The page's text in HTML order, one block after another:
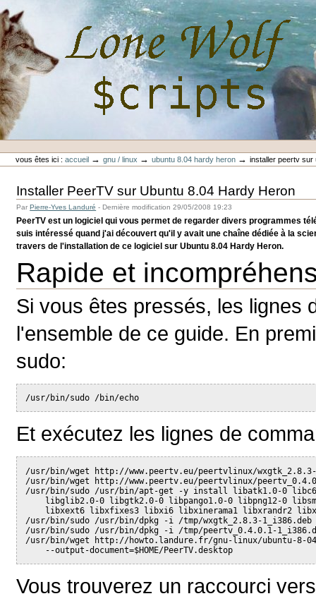
au
contenu.
Aller
à
la
navigation
Outils
personnels
vous êtes ici : accueil →gnu / linux →ubuntu 8.04 hardy heron →installer peertv sur
Installer PeerTV sur Ubuntu 8.04 Hardy Heron
ParPierre-Yves Landuré - Dernière modification 29/05/2008 19:23
PeerTV est un logiciel qui vous permet de regarder divers programmes
suis intéressé quand j'ai découvert qu'il y avait une chaîne dédiée à la
travers de l'installation de ce logiciel sur Ubuntu 8.04 Hardy Heron.
Rapide et
Si vous êtes pressés, les lignes
l'ensemble de ce guide. En
sudo:
/usr/bin/sudo /bin/echo
Et exécutez les lignes de
/usr/bin/wget http://www.peertv.eu/peertvlinux/wxgtk_2.8.3-
/usr/bin/wget http://www.peertv.eu/peertvlinux/
/usr/bin/sudo /usr/bin/apt-get -y install libatk1.0-0
libglib2.0-0 libgtk2.0-0 libpango1.0-0 libpng12-0
libxext6 libxfixes3 libxi6 libxinerama1 libxrandr2
/usr/bin/sudo /usr/bin/dpkg -i /tmp/wxgtk_2.8.3-1_i386.deb
/usr/bin/sudo /usr/bin/dpkg -i /tmp/peertv_0.4.0.1-
/usr/bin/wget http://howto.landure.fr/gnu-linux/ubuntu-8-
    --output-document=$HOME/PeerTV.desktop
Vous trouverez un raccourci